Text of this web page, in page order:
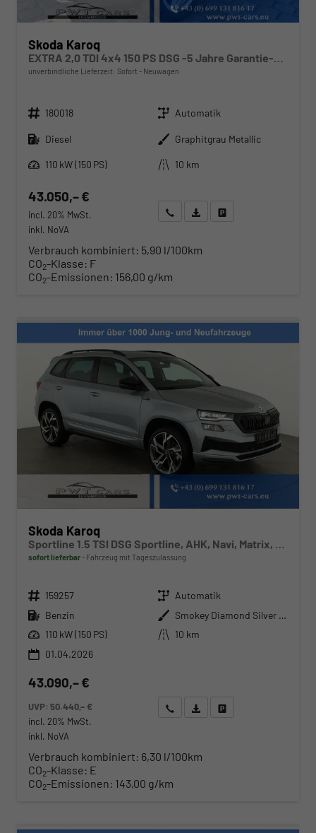
Skoda Karoq
EXTRA 2,0 TDI 4x4 150 PS DSG -5 Jahre Garantie-Anhängerkupplung-ACC Tempomat-AppleCarPlay-AndroidAuto-Sunset-2-Zonen-Klima-17''Alu-Rückfahrkamera-Sofort
unverbindliche Lieferzeit: Sofort Neuwagen
Fahrzeugnr. 180018 Getriebe Automatik
Kraftstoff Diesel Außenfarbe Graphitgrau Metallic
Leistung
110 kW (150 PS) Kilometerstand 10 km
43.050,– €
incl. 20% MwSt.
inkl. NoVA
Wir rufen Sie anAngebot drucken (PDF)
Verbrauch kombiniert: 5,90 l/100km
CO2-Klasse: F
CO2-Emissionen: 156,00 g/km
Skoda Karoq
sofort lieferbar Fahrzeug mit Tageszulassung
Fahrzeugnr. 159257 Getriebe Automatik
Kraftstoff Benzin Außenfarbe
Smokey Diamond Silver Metallic
Leistung 110 kW (150 PS) Kilometerstand
10 km
01.04.2026
43.090,– €
UVP: 50.440,– €
incl. 20% MwSt.
inkl. NoVA
Wir rufen Sie anAngebot drucken (PDF)
Verbrauch kombiniert: 6,30 l/100km
CO2-Klasse: E
CO2-Emissionen: 143,00 g/km